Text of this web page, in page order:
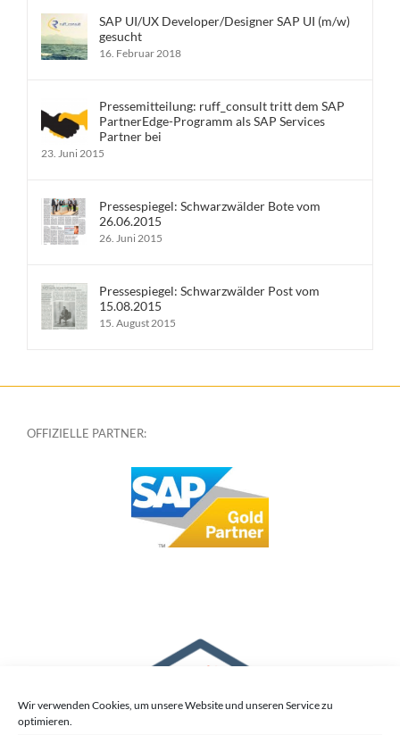
Wir verwenden Cookies, um unsere Website und unseren Service zu
optimieren.
SAP UI/UX Developer/Designer SAP UI (m/w)
gesucht
16. Februar 2018
Pressemitteilung: ruff_consult tritt dem SAP
PartnerEdge-Programm als SAP Services
Partner bei
23. Juni 2015
Pressespiegel: Schwarzwälder Bote vom
26.06.2015
26. Juni 2015
Pressespiegel: Schwarzwälder Post vom
15.08.2015
15. August 2015
OFFIZIELLE PARTNER: